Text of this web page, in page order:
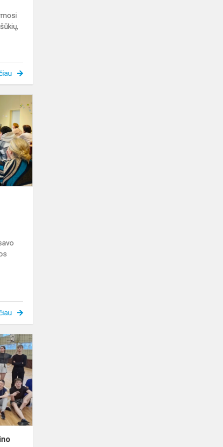
Tinklinio
turnyras
„Valentino
pora“